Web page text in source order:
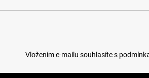
Vložením e-mailu souhlasíte s